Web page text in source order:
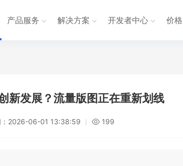
产品服务 解决方案 开发者中心 价格
新发展？流量版图正在重新划线
2026-06-01 13:38:59 199